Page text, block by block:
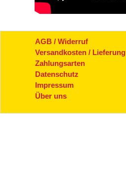
AGB / Widerruf
Versandkosten / Lieferung
Zahlungsarten
Datenschutz
Impressum
Über uns